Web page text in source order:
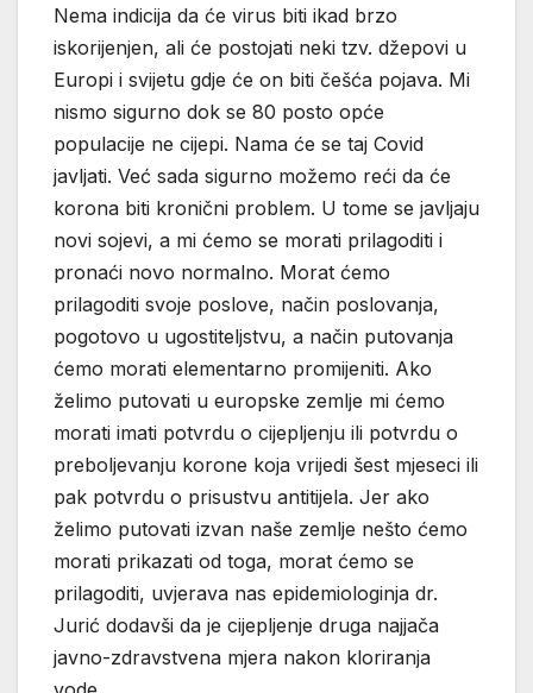
Nema indicija da će virus biti ikad brzo
iskorijenjen, ali će postojati neki tzv. džepovi u
Europi i svijetu gdje će on biti češća pojava. Mi
nismo sigurno dok se 80 posto opće
populacije ne cijepi. Nama će se taj Covid
javljati. Već sada sigurno možemo reći da će
korona biti kronični problem. U tome se javljaju
novi sojevi, a mi ćemo se morati prilagoditi i
pronaći novo normalno. Morat ćemo
prilagoditi svoje poslove, način poslovanja,
pogotovo u ugostiteljstvu, a način putovanja
ćemo morati elementarno promijeniti. Ako
želimo putovati u europske zemlje mi ćemo
morati imati potvrdu o cijepljenju ili potvrdu o
preboljevanju korone koja vrijedi šest mjeseci ili
pak potvrdu o prisustvu antitijela. Jer ako
želimo putovati izvan naše zemlje nešto ćemo
morati prikazati od toga, morat ćemo se
prilagoditi, uvjerava nas epidemiologinja dr.
Jurić dodavši da je cijepljenje druga najjača
javno-zdravstvena mjera nakon kloriranja